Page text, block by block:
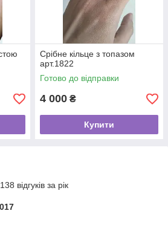
Срібне кільце з топазом
арт.1822
Готово до відправки
4 000 ₴
Купити
відгуків за рік